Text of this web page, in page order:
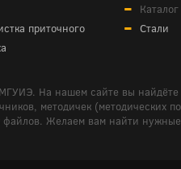
приточного
Стали
На нашем сайте вы
методичек (методических
Желаем вам найти